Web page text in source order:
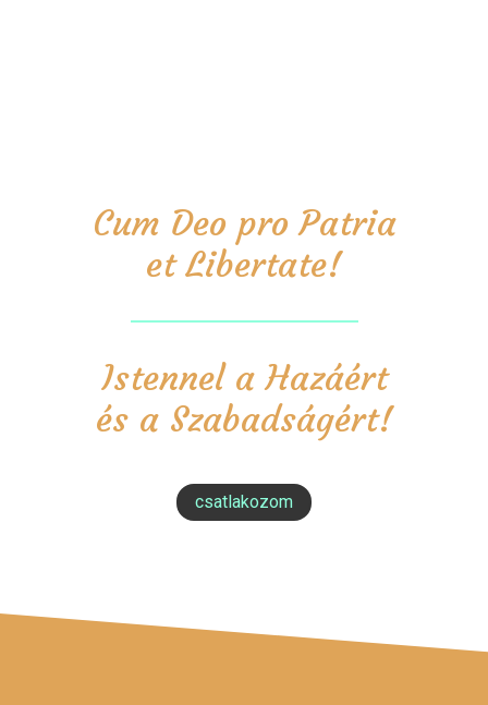
Cum Deo pro Patria
et Libertate!
Istennel a Hazáért
és a Szabadságért!
csatlakozom